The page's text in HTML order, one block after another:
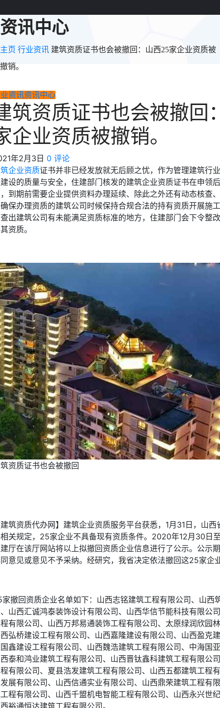
资讯中心
主页 行业资讯 建筑资质证书也会被撤回：山西25家企业资质被
撤销。
资讯资讯中心
筑资质证书也会被撤回
企业资质被撤销。
年2月3日 0 评论
企业资质证书并非已经发放就无后顾之忧，作为管理建筑行
设的质量与安全，住建部门核发的建筑企业资质证书在申领
到期前需要企业提供资料办理延续、除此之外还有动态核查
保办理资质的建筑公司时候保持合规合法的持有资质开展施
出建筑公司有未能满足资质标准的地方，住建部门会下令整
资质。
资质证书也会被撤回
筑资质代办网】建筑企业资质服务平台获悉，1月31日，山
关规定，25家企业不具备现有资质条件。2020年12月30日
厅在该厅网站将以上拟撤回资质企业信息进行了公示。公示
意见或意见不予采纳。经研究，我省决定依法撤回这25家企
撤回资质企业名单如下：山西志铭建筑工程有限公司、山西
山西汇诚鸿泰装饰设计有限公司、山西华信节能科技有限公
有限公司、山西万邦易通装饰工程有限公司、太原绿润欣园
弘桥建设工程有限公司、山西嘉隆建设有限公司、山西盈克
鑫建设工程有限公司、山西魏浩建筑工程有限公司、中海国
泰和鸿业建筑工程有限公司、山西晋钛鑫科建筑工程有限公
有限公司、夏县浩发建筑工程有限公司、山西五都建筑工程
展有限公司、山西信通实业有限公司、山西鼎荣建筑工程有
程有限公司、山西千盟机电智能工程有限公司、山西永兴世
裕通恒达建筑工程有限公司。